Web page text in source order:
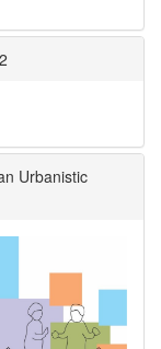
Urbanistic